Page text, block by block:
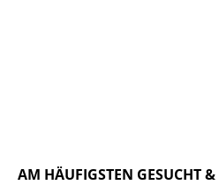
AM HÄUFIGSTEN GESUCHT &